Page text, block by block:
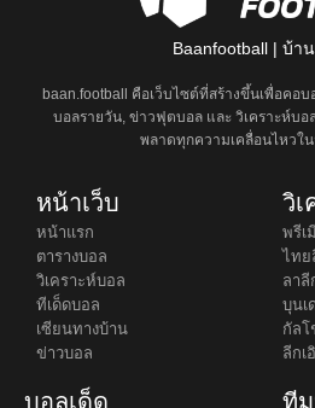
Baanfootball | บ้า
baan.football คือเว็บไซต์ที่สร้างขึ้นเพื่อคอบ
บอลรายวัน, ข่าวฟุตบอล และ วิเคราะห์บ
พลาดทุกความเคลื่อนไหวใ
หน้าเว็บ
หน้าแรก
ตารางบอล
วิเคราะห์บอล
ทีเด็ดบอล
เซียนทางบ้าน
ข่าวบอล
วิเ
พรีเ
ไทย
ลาลี
บุนเ
กัลโ
ลีกเ
บอลเด็ด ที